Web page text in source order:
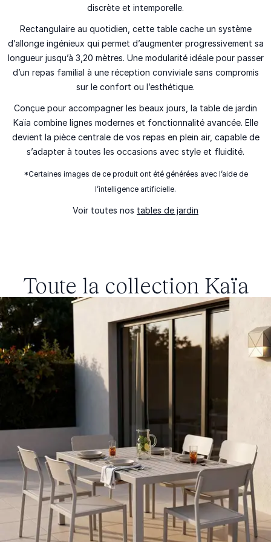
discrète et intemporelle.
Rectangulaire au quotidien, cette table cache un système
d’allonge ingénieux qui permet d’augmenter progressivement sa
longueur jusqu’à 3,20 mètres. Une modularité idéale pour passer
d’un repas familial à une réception conviviale sans compromis
sur le confort ou l’esthétique.
Conçue pour accompagner les beaux jours, la table de jardin
Kaïa combine lignes modernes et fonctionnalité avancée. Elle
devient la pièce centrale de vos repas en plein air, capable de
s’adapter à toutes les occasions avec style et fluidité.
*Certaines images de ce produit ont été générées avec l’aide de
l’intelligence artificielle.
Voir toutes nos tables de jardin
Toute la collection Kaïa